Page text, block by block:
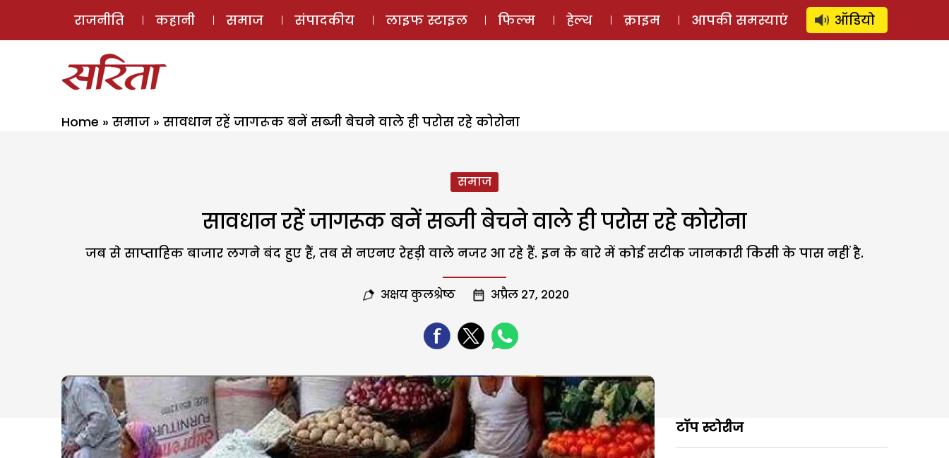
ई-मैगज़ीन ऑडियो स्टोरी लॉग इन ⚲ SUBSCRIBE
राजनीति कहानी समाज संपादकीय लाइफ स्टाइल फिल्म हेल्थ क्राइम आपकी समस्याएं ऑडियो
Home » समाज » सावधान रहें जागरूक बनें सब्जी बेचने वाले ही परोस रहे कोरोना
समाज
सावधान रहें जागरूक बनें सब्जी बेचने वाले ही परोस रहे कोरोना
जब से साप्ताहिक बाजार लगने बंद हुए हैं, तब से नएनए रेहड़ी वाले नजर आ रहे हैं. इन के बारे में कोई सटीक जानकारी किसी के पास नहीं है.
अक्षय कुलश्रेष्ठ अप्रैल 27, 2020
टॉप स्टोरीज